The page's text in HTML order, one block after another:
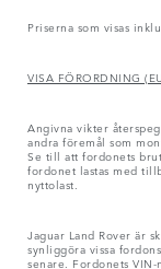
Priserna som visas
VISA FÖRORDNING
Angivna vikter
andra föremål som
Se till att fordonets
fordonet lastas med
nyttolast.
Jaguar Land Rover är
synliggöra vissa
senare. Fordonets